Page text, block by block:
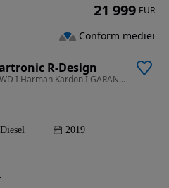
R-Design
1969 cm3 • 190 CP • R-Design I 4WD I Harman Kardon I GARANTIE I RATE I Revizie
Diesel 2019
21 999 EUR
Conform mediei